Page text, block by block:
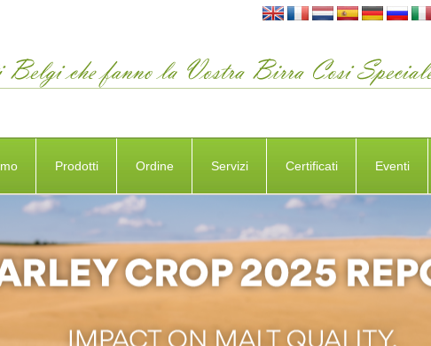
Prodotti Ordine Servizi Certificati Eventi